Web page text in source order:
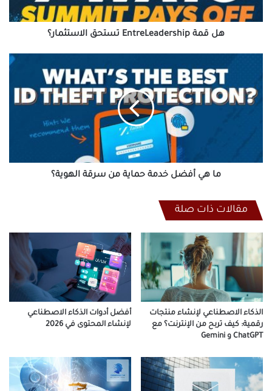
هل قمة EntreLeadership تستحق الاستثمار؟
أفضل
خدمة
ما هي أفضل خدمة حماية من سرقة الهوية؟
مقالات ذات صلة
الذكاء الاصطناعي لإنشاء منتجات
رقمية: كيف تربح من الإنترنت؟ مع
ChatGPT و Gemini
أفضل أدوات الذكاء الاصطناعي
لإنشاء المحتوى في 2026